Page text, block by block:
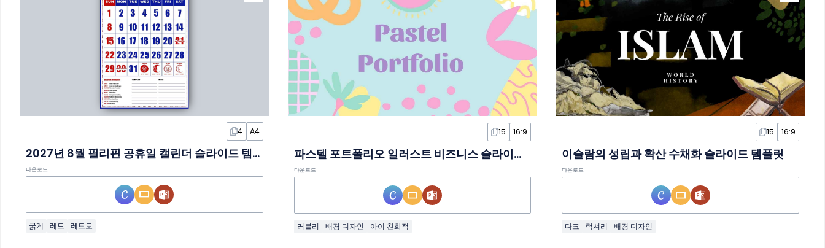
4 A4
2027년 8월 필리핀 공휴일 캘린더 슬라이드 템플릿
다운로드
굵게 레드 레트로
15 16:9
파스텔 포트폴리오 일러스트 비즈니스 슬라이드 템플릿
다운로드
러블리 배경 디자인 아이 친화적
15 16:9
이슬람의 성립과 확산 수채화 슬라이드 템플릿
다운로드
다크 럭셔리 배경 디자인